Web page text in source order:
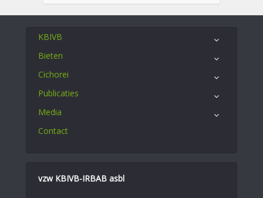
KBIVB
Bieten
Cichorei
Publicaties
Media
Contact
vzw KBIVB-IRBAB asbl